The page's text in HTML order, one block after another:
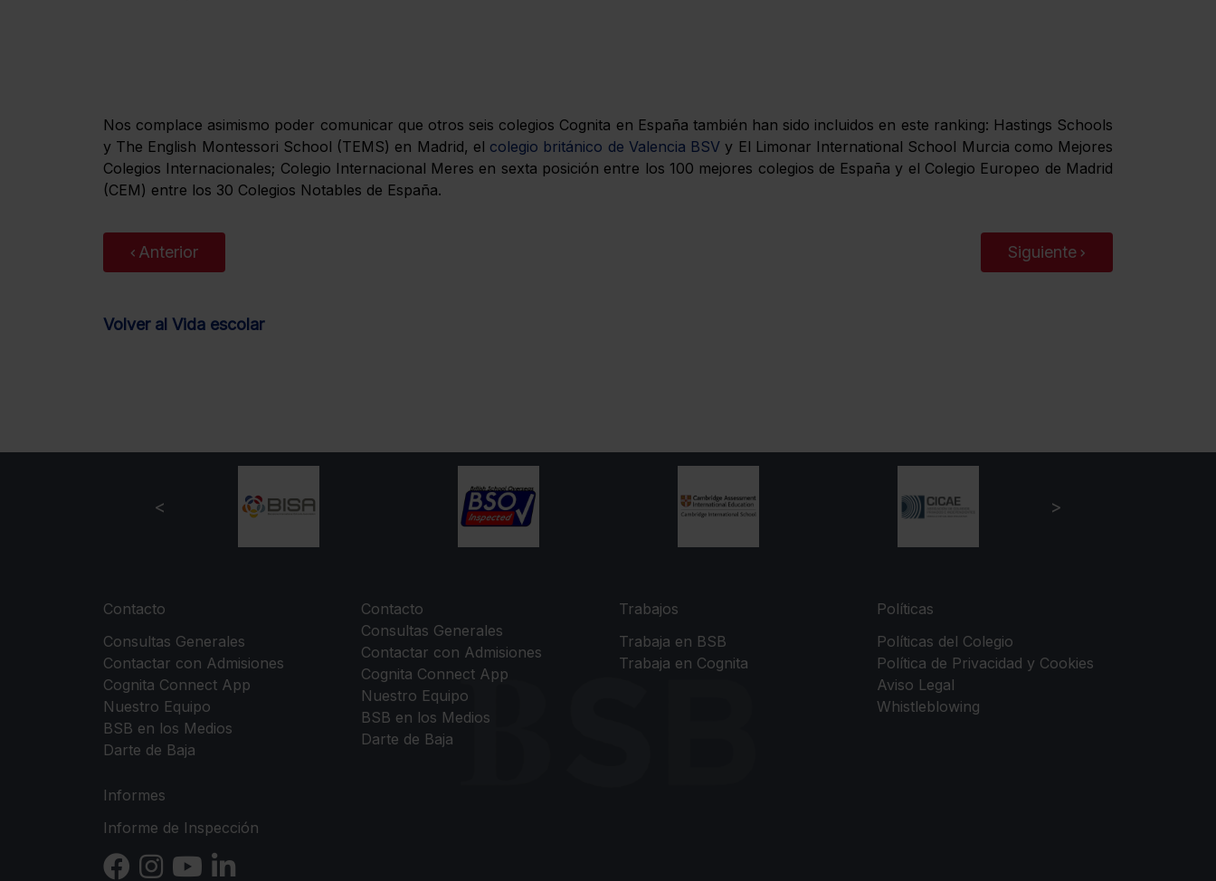
Nos complace asimismo poder comunicar que otros seis colegios Cognita en España también han sido incluidos en este ranking: Hastings Schools
y The English Montessori School (TEMS) en Madrid, el colegio británico de Valencia BSV y El Limonar International School Murcia como Mejores
Colegios Internacionales; Colegio Internacional Meres en sexta posición entre los 100 mejores colegios de España y el Colegio Europeo de Madrid
(CEM) entre los 30 Colegios Notables de España.
Anterior Siguiente
Volver al Vida escolar
Contacto
Consultas Generales
Contactar con Admisiones
Cognita Connect App
Nuestro Equipo
BSB en los Medios
Darte de Baja
Contacto
Consultas Generales
Contactar con Admisiones
Cognita Connect App
Nuestro Equipo
BSB en los Medios
Darte de Baja
Trabajos
Trabaja en BSB
Trabaja en Cognita
Políticas
Políticas del Colegio
Política de Privacidad y Cookies
Aviso Legal
Whistleblowing
Informes
Informe de Inspección